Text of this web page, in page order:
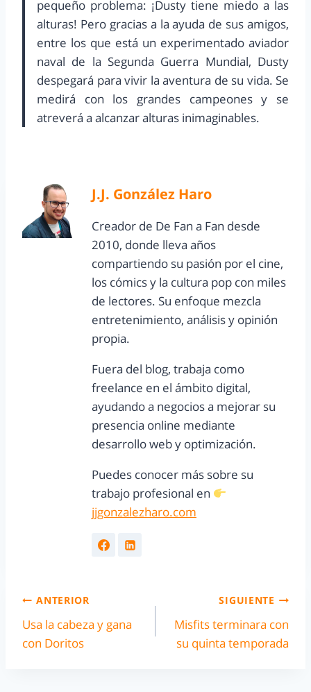
pequeño problema: ¡Dusty tiene miedo a las
alturas! Pero gracias a la ayuda de sus amigos,
entre los que está un experimentado aviador
naval de la Segunda Guerra Mundial, Dusty
despegará para vivir la aventura de su vida. Se
medirá con los grandes campeones y se
atreverá a alcanzar alturas inimaginables.
J.J. González Haro
Creador de De Fan a Fan desde
2010, donde lleva años
compartiendo su pasión por el cine,
los cómics y la cultura pop con miles
de lectores. Su enfoque mezcla
entretenimiento, análisis y opinión
propia.
Fuera del blog, trabaja como
freelance en el ámbito digital,
ayudando a negocios a mejorar su
presencia online mediante
desarrollo web y optimización.
Puedes conocer más sobre su
trabajo profesional en
jjgonzalezharo.com
ANTERIOR
Usa la cabeza y gana
con Doritos
SIGUIENTE
Misfits terminara con
su quinta temporada